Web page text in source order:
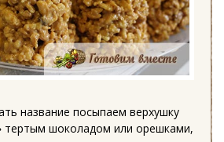
название посыпаем верхушку
тертым шоколадом или орешками,